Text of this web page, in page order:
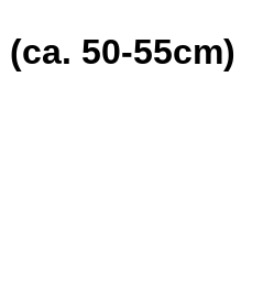
50-55cm)